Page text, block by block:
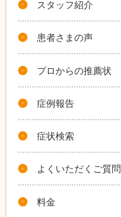
スタッフ紹介
患者さまの声
プロからの推薦状
症例報告
症状検索
よくいただくご質問
料金